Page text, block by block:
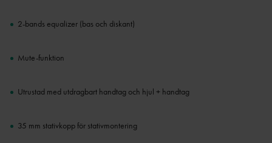
2-bands equalizer (bas och diskant)
Mute-funktion
Utrustad med utdragbart handtag och hjul + handtag
35 mm stativkopp för stativmontering